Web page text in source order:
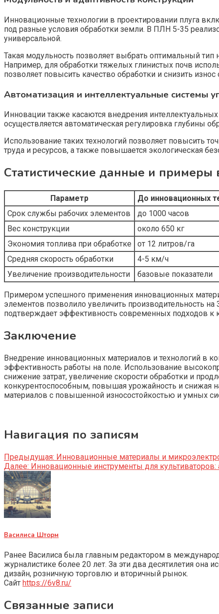
Инновационные технологии в проектировании плуга
под разные условия обработки земли. В ПЛН 5-35
универсальной.
Такая модульность позволяет выбрать оптимальный
Например, для обработки тяжелых глинистых почв
позволяет повысить качество обработки и снизить износ
Автоматизация и интеллектуальные системы
Инновации также касаются внедрения
осуществляется автоматическая регулировка глубины
Использование таких технологий позволяет повысить
труда и ресурсов, а также повышается экологическая
Статистические данные и примеры
Параметр
До инновационных
Срок службы рабочих элементов
до 1000 часов
Вес конструкции
около 650 кг
Экономия топлива при обработке
от 12 литров/га
Средняя скорость обработки
4-5 км/ч
Увеличение производительности
базовые показатели
Примером успешного применения инновационных
элементов позволило увеличить производительность
подтверждает эффективность современных подходов к
Заключение
Внедрение инновационных материалов и технологий в
эффективность работы на поле. Использование
снижение затрат, увеличение скорости обработки и
конкурентоспособным, повышая урожайность и снижая
материалов с повышенной износостойкостью и умных
Навигация по записям
Предыдущая: Инновационные материалы и
Далее: Инновационные инструменты для
Василиса Шторм
Ранее Василиса была главным редактором в
журналистике более 20 лет. За эти два десятилетия
дизайн, розничную торговлю и вторичный рынок.
Сайт https://6v8.ru/
Связанные записи